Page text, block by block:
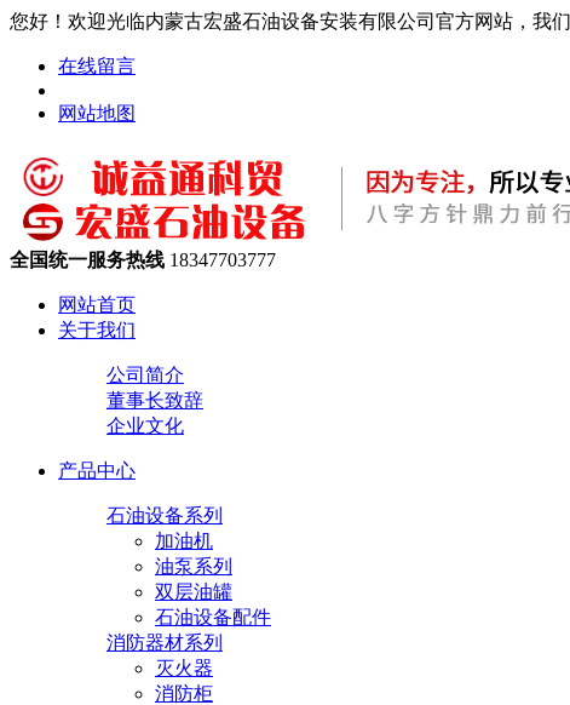
您好！欢迎光临内蒙古宏盛石油设备安装有限公司官方网站，我
在线留言
网站地图
全国统一服务热线 18347703777
网站首页
关于我们
公司简介
董事长致辞
企业文化
产品中心
石油设备系列
加油机
油泵系列
双层油罐
石油设备配件
消防器材系列
灭火器
消防柜